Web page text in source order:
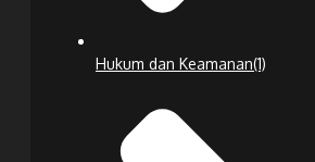
Hukum dan Keamanan(1)